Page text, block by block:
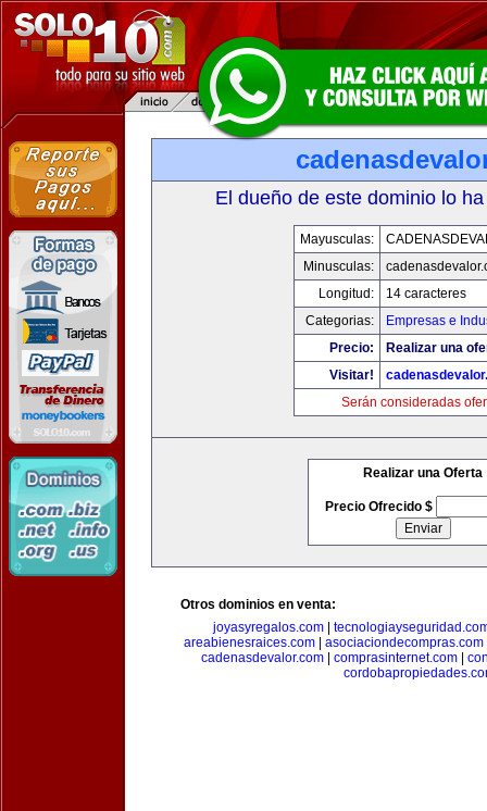
El dueño de este dominio lo
Mayusculas:
Minusculas:
Longitud:
14 caracteres
Categorias:
Empresas e
Precio:
Realizar una
Visitar!
Serán consideradas
Realizar una Oferta
Precio Ofrecido $
Otros dominios en venta:
joyasyregalos.com
areabienesraices.com| asociaciondecompras.com
cadenasdevalor.com
comprasinternet.com